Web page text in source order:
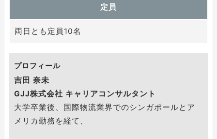
定員
両日とも定員10名
プロフィール
吉田 奈未
GJJ株式会社 キャリアコンサルタント
大学卒業後、国際物流業界でのシンガポールとア
メリカ勤務を経て、